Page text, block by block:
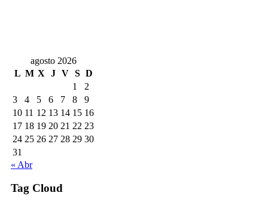
agosto 2026
L M X J V S D
1
2
3
4 5 6 7 8
9
10 11 12 13 14 15 16
17 18 19 20 21 22 23
24 25 26 27 28 29 30
31
« Abr
Tag Cloud